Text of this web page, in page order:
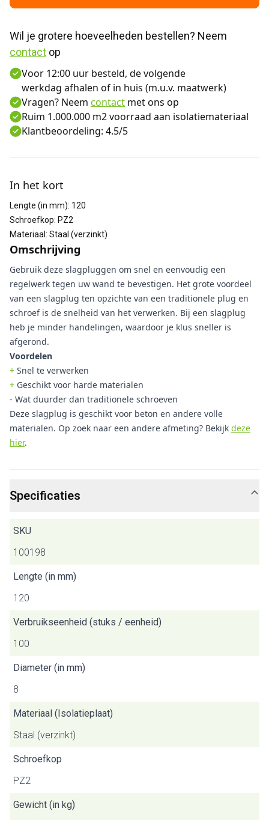
contact op
Voor 12:00 uur besteld, de volgende
werkdag afhalen of in huis (m.u.v. maatwerk)
Vragen? Neem contact met ons op
Ruim 1.000.000 m2 voorraad aan isolatiemateriaal
Klantbeoordeling: 4.5/5
In het kort
Lengte (in mm): 120
Schroefkop: PZ2
Materiaal : Staal (verzinkt)
Omschrijving
Gebruik deze slagpluggen om snel en eenvoudig een
regelwerk tegen uw wand te bevestigen. Het grote voordeel
van een slagplug ten opzichte van een traditionele plug en
schroef is de snelheid van het verwerken. Bij een slagplug
heb je minder handelingen, waardoor je klus sneller is
afgerond.
Voordelen
+ Snel te verwerken
+ Geschikt voor harde materialen
- Wat duurder dan traditionele schroeven
Deze slagplug is geschikt voor beton en andere volle
materialen. Op zoek naar een andere afmeting? Bekijk deze
hier.
Specificaties
SKU
100198
Lengte (in mm)
120
Verbruikseenheid (stuks / eenheid)
100
Diameter (in mm)
8
Materiaal (Isolatieplaat)
Staal (verzinkt)
Schroefkop
PZ2
Gewicht (in kg)